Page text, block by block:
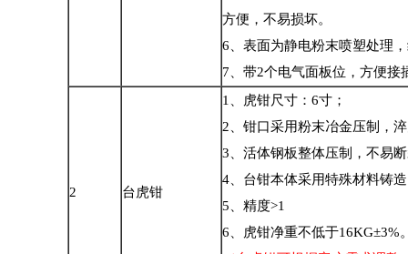
方便，不易损坏。
6、表面为静电粉末喷塑处理
7、带2个电气面板位，方便接
2 台虎钳
1、虎钳尺寸： 6寸；
2、钳口采用粉末冶金压制，
3、活体钢板整体压制，不易
4、台钳本体采用特殊材料铸
5、精度>1
6、虎钳净重不低于16KG±3%